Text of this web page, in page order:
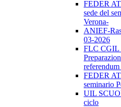
FEDER
sede del
Verona-
ANIEF-
03-2026
FLC CGIL
FEDER
seminario
UIL
ciclo